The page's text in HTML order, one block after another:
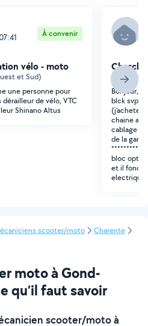
À convenir
vélo - moto
et Sud)
une personne pour
de vélo, VTC
Shinano Altus
Bonjour,
blck svp :
chaine a
cablage
de la
*********
bloc
et il
electrique
scooter/moto
Charente
moto à Gond-
qu’il faut savoir
scooter/moto à